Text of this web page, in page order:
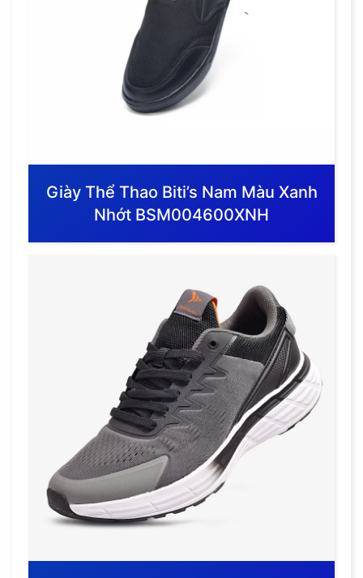
Giày Thể Thao Biti’s Nam Màu Xanh
Nhớt BSM004600XNH